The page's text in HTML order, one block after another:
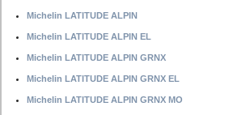
Michelin LATITUDE ALPIN
Michelin LATITUDE ALPIN EL
Michelin LATITUDE ALPIN GRNX
Michelin LATITUDE ALPIN GRNX EL
Michelin LATITUDE ALPIN GRNX MO